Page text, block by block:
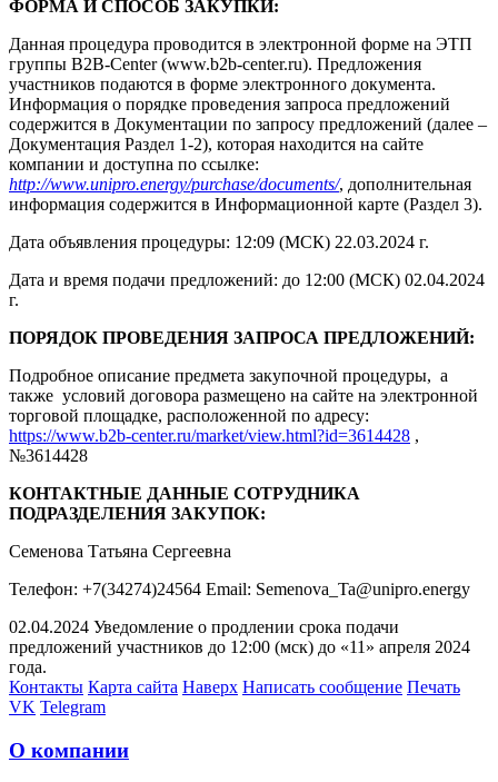
ФОРМА И СПОСОБ ЗАКУПКИ:
Данная процедура проводится в электронной форме на ЭТП
группы B2B-Center (www.b2b-center.ru). Предложения
участников подаются в форме электронного документа.
Информация о порядке проведения запроса предложений
содержится в Документации по запросу предложений (далее –
Документация Раздел 1-2), которая находится на сайте
компании и доступна по ссылке:
http://www.unipro.energy/purchase/documents/, дополнительная
информация содержится в Информационной карте (Раздел 3).
Дата объявления процедуры: 12:09 (МСК) 22.03.2024 г.
Дата и время подачи предложений: до 12:00 (МСК) 02.04.2024
г.
ПОРЯДОК ПРОВЕДЕНИЯ ЗАПРОСА ПРЕДЛОЖЕНИЙ:
Подробное описание предмета закупочной процедуры, а
также условий договора размещено на сайте на электронной
торговой площадке, расположенной по адресу:
https://www.b2b-center.ru/market/view.html?id=3614428 ,
№3614428
КОНТАКТНЫЕ ДАННЫЕ СОТРУДНИКА
ПОДРАЗДЕЛЕНИЯ ЗАКУПОК:
Семенова Татьяна Сергеевна
Телефон: +7(34274)24564 Email: Semenova_Ta@unipro.energy
02.04.2024 Уведомление о продлении срока подачи
предложений участников до 12:00 (мск) до «11» апреля 2024
года.
Контакты Карта сайта Наверх Написать сообщение Печать
VK Telegram
О компании